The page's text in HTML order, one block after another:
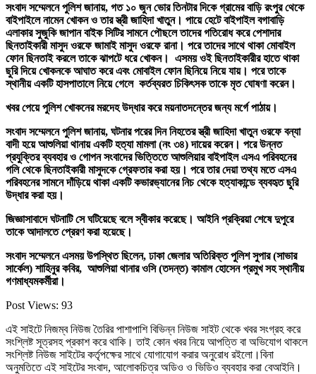
সংবাদ সম্মেলনে পুলিশ জানায়, গত ১০ জুন ভোর তিনটার দিকে গ্রামের বাড়ি রংপুর থেকে
বাইপাইলে নামেন খোকন ও তার স্ত্রী জাহিদা খাতুন। পায়ে হেটে বাইপাইল বগাবাড়ি
এলাকার সুজুকি জাপান বাইক সিটির সামনে পৌছলে তাদের গতিরোধ করে পেশাদার
ছিনতাইকারী মাসুদ ওরফে জামাই মাসুদ ওরফে রানা। পরে তাদের সাথে থাকা মোবাইল
ফোন ছিনতাই করলে তাকে ঝাপটে ধরে খোকন। এসময় ওই ছিনতাইকারীর হাতে থাকা
ছুরি দিয়ে খোকনকে আঘাত করে এবং মোবাইল ফোন ছিনিয়ে নিয়ে যায়। পরে তাকে
স্থানীয় একটি হাসপাতালে নিয়ে গেলে কর্তব্যরত চিকিৎসক তাকে মৃত ঘোষণা করেন।
খবর পেয়ে পুলিশ খোকনের মরদেহ উদ্ধার করে ময়নাতদন্তের জন্য মর্গে পাঠায়।
সংবাদ সম্মেলনে পুলিশ জানায়, ঘটনার পরের দিন নিহতের স্ত্রী জাহিদা খাতুন ওরফে বন্যা
বাদী হয়ে আশুলিয়া থানায় একটি হত্যা মামলা (নং ৩৪) দায়ের করেন। পরে উন্নত
প্রযুক্তির ব্যবহার ও গোপন সংবাদের ভিত্তিতে আশুলিয়ার বাইপাইল এসএ পরিবহনের
গলি থেকে ছিনতাইকারী মাসুদকে গ্রেফতার করা হয়। পরে তার দেয়া তথ্য মতে এসএ
পরিবহনের সামনে দাঁড়িয়ে থাকা একটি কভারভ্যানের নিচ থেকে হত্যাকান্ডে ব্যবহৃত ছুরি
উদ্ধার করা হয়।
জিজ্ঞাসাবাদে ঘটনাটি সে ঘটিয়েছে বলে স্বীকার করেছে। আইনি প্রক্রিয়া শেষে দুপুরে
তাকে আদালতে প্রেরণ করা হয়েছে।
সংবাদ সম্মেলনে এসময় উপস্থিত ছিলেন, ঢাকা জেলার অতিরিক্ত পুলিশ সুপার (সাভার
সার্কেল) শাহিনুর কবির, আশুলিয়া থানার ওসি (তদন্ত) কামাল হোসেন প্রমুখ সহ স্থানীয়
গণমাধ্যমকর্মীরা।
Post Views: 93
এই সাইটে নিজম্ব নিউজ তৈরির পাশাপাশি বিভিন্ন নিউজ সাইট থেকে খবর সংগ্রহ করে
সংশ্লিষ্ট সূত্রসহ প্রকাশ করে থাকি। তাই কোন খবর নিয়ে আপত্তি বা অভিযোগ থাকলে
সংশ্লিষ্ট নিউজ সাইটের কর্তৃপক্ষের সাথে যোগাযোগ করার অনুরোধ রইলো।বিনা
অনুমতিতে এই সাইটের সংবাদ, আলোকচিত্র অডিও ও ভিডিও ব্যবহার করা বেআইনি।